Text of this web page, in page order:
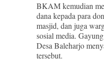
BKAM kemudian
dana kepada para
masjid, dan juga
sosial media.
Desa Baleharjo
tersebut.